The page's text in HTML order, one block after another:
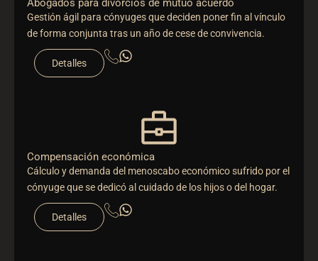
Abogados para divorcios de mutuo acuerdo
Gestión ágil para cónyuges que deciden poner fin al vínculo
de forma conjunta tras un año de cese de convivencia.
Detalles
Compensación económica
Cálculo y demanda del menoscabo económico sufrido por el
cónyuge que se dedicó al cuidado de los hijos o del hogar.
Detalles